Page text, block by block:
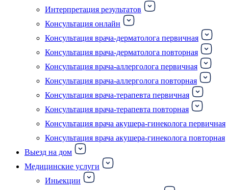
Интерпретация результатов
Консультация онлайн
Консультация врача-дерматолога первичная
Консультация врача-дерматолога повторная
Консультация врача-аллерголога первичная
Консультация врача-аллерголога повторная
Консультация врача-терапевта первичная
Консультация врача-терапевта повторная
Консультация врача акушера-гинеколога первичная
Консультация врача акушера-гинеколога повторная
Выезд на дом
Медицинские услуги
Иньекции